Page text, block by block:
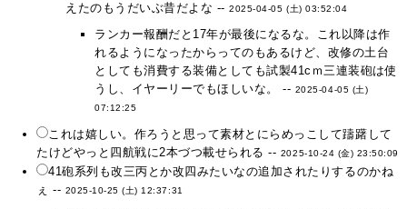
えたのもうだいぶ昔だよな --2025-04-05 (土) 03:52:04
ランカー報酬だと17年が最後になるな。これ以降は作
れるようになったからってのもあるけど、改修の土台
としても消費する装備としても試製41cｍ三連装砲は使
うし、イヤーリーでもほしいな。 -- 2025-04-05 (土)
07:12:25
これは嬉しい。作ろうと思って素材とにらめっこして躊躇して
たけどやっと四航戦に2本づつ載せられる -- 2025-10-24 (金) 23:50:09
41砲系列も改三丙とか改四みたいなの追加されたりするのかね
ぇ -- 2025-10-25 (土) 12:37:31